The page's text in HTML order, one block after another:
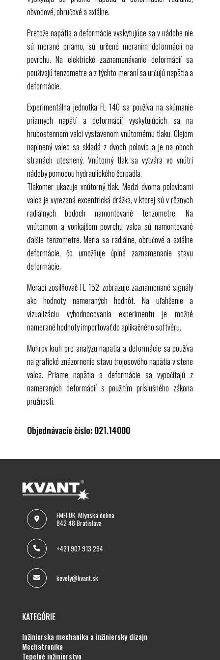
obvodové, obručové a axiálne.
Pretože napätia a deformácie vyskytujúce sa v nádobe nie
sú merané priamo, sú určené meraním deformácií na
povrchu. Na elektrické zaznamenávanie deformácií sa
používajú tenzometre a z týchto meraní sa určujú napätia a
deformácie.
Experimentálna jednotka FL 140 sa používa na skúmanie
priamych napätí a deformácií vyskytujúcich sa na
hrubostennom valci vystavenom vnútornému tlaku. Olejom
naplnený valec sa skladá z dvoch polovíc a je na oboch
stranách utesnený. Vnútorný tlak sa vytvára vo vnútri
nádoby pomocou hydraulického čerpadla.
Tlakomer ukazuje vnútorný tlak. Medzi dvoma polovicami
valca je vyrezaná excentrická drážka, v ktorej sú v rôznych
radiálnych bodoch namontované tenzometre. Na
vnútornom a vonkajšom povrchu valca sú namontované
ďalšie tenzometre. Meria sa radiálne, obručové a axiálne
deformácie, čo umožňuje úplné zaznamenanie stavu
deformácie.
Merací zosilňovačFL 152 zobrazuje zaznamenané signály
ako hodnoty nameraných hodnôt. Na uľahčenie a
vizualizáciu vyhodnocovania experimentu je možné
namerané hodnoty importovať do aplikačného softvéru.
Mohrov kruh pre analýzu napätia a deformácie sa používa
na grafické znázornenie stavu trojosového napätia v stene
valca. Priame napätia a deformácie sa vypočítajú z
nameraných deformácií s použitím príslušného zákona
pružnosti.
Objednávacie číslo: 021.14000
FMFI UK, Mlynská dolina
842 48 Bratislava
+421 907 913 294
kevely@kvant.sk
KATEGÓRIE
inžinierska mechanika a inžiniersky dizajn
mechatronika
tepelné inžinierstvo